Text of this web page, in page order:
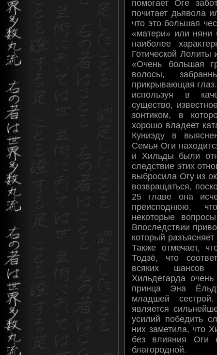
помогает Оге
почитает дьявола
что это большая
«матери» или няни
наиболее
Готической Лолиты
«Очень большая
волосы,
прикрывающая
используя в
существо,
зонтиком, в
хорошо владеет
Куниэду в
Семья Оги
и Хильды были
следствие этих
выбросила Огу из
возвращаться,
25 главе она
преисподнюю,
некоторые
Впоследствии
который
Также отмечает,
Тодзё, что
всяких шансов
Хильдегарда
принца Эна
младшей
является
усилий победить
них заметила, что
без влияния Оги
благородной.